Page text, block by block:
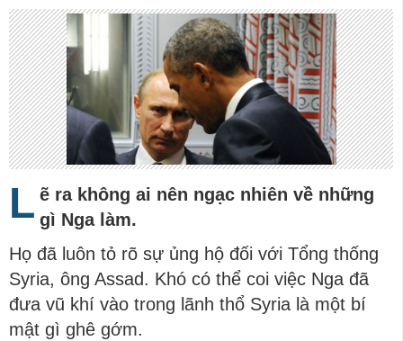
L ẽ ra không ai nên ngạc nhiên về những
gì Nga làm.
Họ đã luôn tỏ rõ sự ủng hộ đối với Tổng thống
Syria, ông Assad. Khó có thể coi việc Nga đã
đưa vũ khí vào trong lãnh thổ Syria là một bí
mật gì ghê gớm.